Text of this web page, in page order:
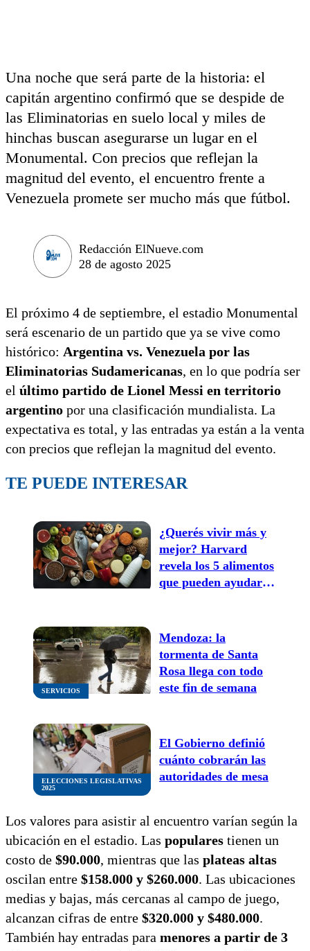
Una noche que será parte de la historia: el
capitán argentino confirmó que se despide de
las Eliminatorias en suelo local y miles de
hinchas buscan asegurarse un lugar en el
Monumental. Con precios que reflejan la
magnitud del evento, el encuentro frente a
Venezuela promete ser mucho más que fútbol.
Redacción ElNueve.com
28 de agosto 2025
El próximo 4 de septiembre, el estadio Monumental
será escenario de un partido que ya se vive como
histórico: Argentina vs. Venezuela por las
Eliminatorias Sudamericanas, en lo que podría ser
el último partido de Lionel Messi en territorio
argentino por una clasificación mundialista. La
expectativa es total, y las entradas ya están a la venta
con precios que reflejan la magnitud del evento.
TE PUEDE INTERESAR
¿Querés vivir más y
mejor? Harvard
revela los 5 alimentos
que pueden ayudarte
SERVICIOS
Mendoza: la
tormenta de Santa
Rosa llega con todo
este fin de semana
ELECCIONES LEGISLATIVAS
2025
El Gobierno definió
cuánto cobrarán las
autoridades de mesa
Los valores para asistir al encuentro varían según la
ubicación en el estadio. Las populares tienen un
costo de $90.000, mientras que las plateas altas
oscilan entre $158.000 y $260.000. Las ubicaciones
medias y bajas, más cercanas al campo de juego,
alcanzan cifras de entre $320.000 y $480.000.
También hay entradas para menores a partir de 3